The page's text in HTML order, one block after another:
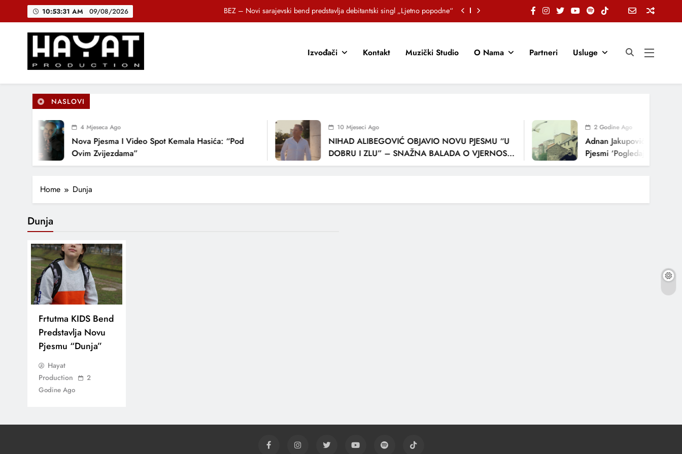
10:53:31 AM 09/08/2026
BEZ – Novi sarajevski bend predstavlja debitantski singl „Ljetno popodne“
DJEČIJI HOR SUNCOKRETI KROZ PJESMU POZVALI MALIŠANE NA DOBRE NAVIKE
DJEČIJI HOR SUNCOKRETI KROZ PJESMU POZVALI MALIŠANE NA DOBRE NAVIKE
Hayat Production
Promocija domaće muzike
Izvođači Kontakt Muzički Studio O Nama Partneri Usluge
NASLOVI
4 Mjeseca Ago
Nova Pjesma I Video Spot Kemala Hasića: “Pod
Ovim Zvijezdama”
10 Mjeseci Ago
NIHAD ALIBEGOVIĆ OBJAVIO NOVU PJESMU “U
DOBRU I ZLU” – SNAŽNA BALADA O VJERNOSTI,
LJUBAVI I VREMENU KOJE NAS MIJENJA
2 Godine Ago
Adnan Jakupović Donosi
Pjesmi ‘Pogledaj Me’
Home Dunja
Dunja
Frtutma KIDS Bend
Predstavlja Novu
Pjesmu “Dunja”
Hayat
Production
2
Godine Ago